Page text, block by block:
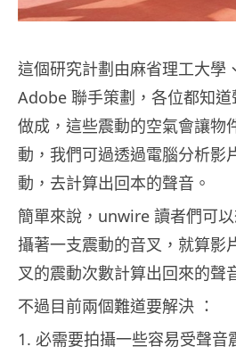
這個研究計劃由麻省理工大
Adobe 聯手策劃，各位都知
做成，這些震動的空氣會讓物
動，我們可過透過電腦分析影
動，去計算出回本的聲音。
簡單來說，unwire 讀者們可
攝著一支震動的音叉，就算影
叉的震動次數計算出回來的聲
不過目前兩個難道要解決 ：
1. 必需要拍攝一些容易受聲音